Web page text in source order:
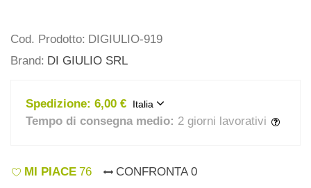
Cod. Prodotto: DIGIULIO-919
Brand: DI GIULIO SRL
Spedizione: 6,00 € Italia
Tempo di consegna medio: 2 giorni lavorativi
MI PIACE 76 CONFRONTA 0